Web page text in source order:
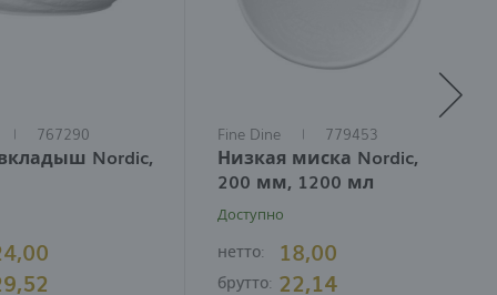
767290
Nordic,
Fine Dine 779453
Низкая миска Nordic,
200 мм, 1200 мл
Доступно
нетто: 18,00
брутто: 22,14